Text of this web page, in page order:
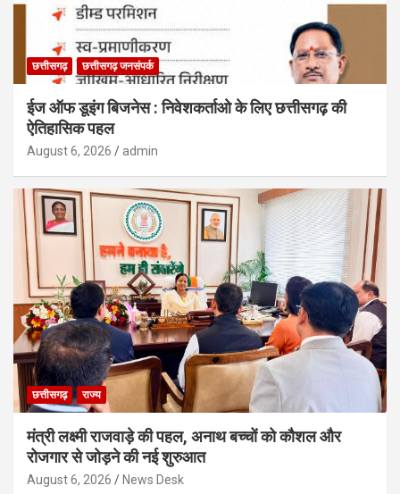
छत्तीसगढ़ छत्तीसगढ़ जनसंपर्क
ईज ऑफ डूइंग बिजनेस : निवेशकर्ताओ के लिए छत्तीसगढ़ की
ऐतिहासिक पहल
August 6, 2026 admin
छत्तीसगढ़ राज्य
मंत्री लक्ष्मी राजवाड़े की पहल, अनाथ बच्चों को कौशल और
रोजगार से जोड़ने की नई शुरुआत
August 6, 2026 News Desk